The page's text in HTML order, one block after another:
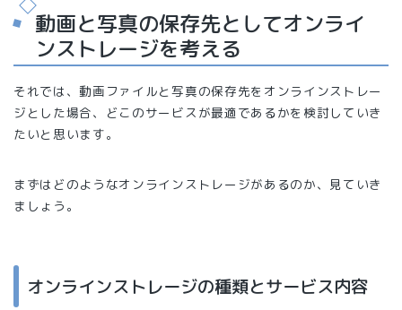
動画と写真の保存先としてオンライ
ンストレージを考える
それでは、動画ファイルと写真の保存先をオンラインストレー
ジとした場合、どこのサービスが最適であるかを検討していき
たいと思います。
まずはどのようなオンラインストレージがあるのか、見ていき
ましょう。
オンラインストレージの種類とサービス内容